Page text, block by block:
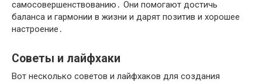
самосовершенствованию․ Они помогают достичь
баланса и гармонии в жизни и дарят позитив и хорошее
настроение․
Советы и лайфхаки
Вот несколько советов и лайфхаков для создания